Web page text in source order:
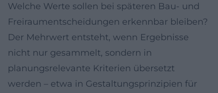
Welche Werte sollen bei späteren Bau- und
Freiraumentscheidungen erkennbar bleiben?
Der Mehrwert entsteht, wenn Ergebnisse
nicht nur gesammelt, sondern in
planungsrelevante Kriterien übersetzt
werden – etwa in Gestaltungsprinzipien für